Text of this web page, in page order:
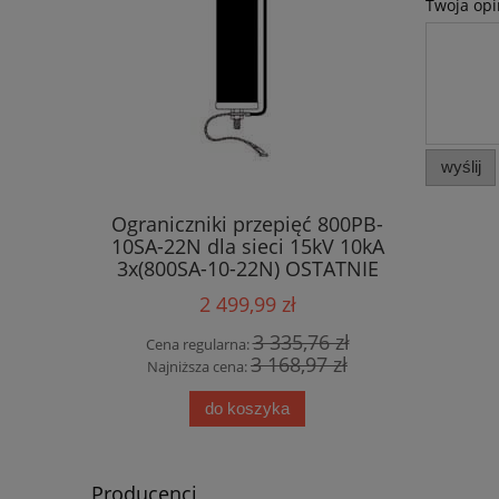
Ograniczniki przepięć 800PB-
10SA-22N dla sieci 15kV 10kA
3x(800SA-10-22N) OSTATNIE
SZTUKI !!!
2 499,99 zł
Cena regularna:3 335,76 zł
Najniższa cena:3 168,97 zł
do koszyka
Twoja
wyślij